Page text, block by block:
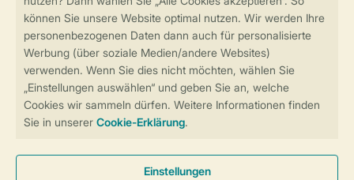
Sicher und schnell zur Online-Buchung
Sichere Datenübertragung
Sicheres Bezahlen